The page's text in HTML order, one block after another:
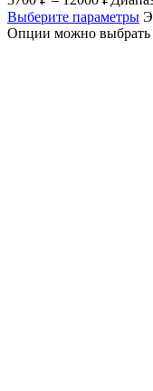
Выберите параметры
Опции можно выбрать